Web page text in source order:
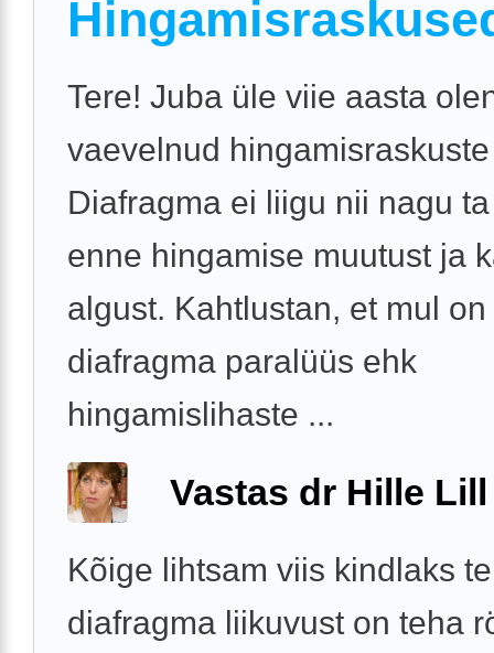
Tere! Juba üle viie aasta
vaevelnud
Diafragma ei liigu nii nagu
enne hingamise muutust ja
algust. Kahtlustan, et mul on
diafragma paralüüs ehk
hingamislihaste ...
Vastas dr Hille Lill
Kõige lihtsam viis kindlaks
diafragma liikuvust on teha